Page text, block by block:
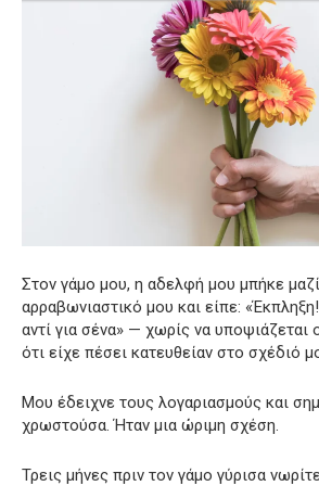
Στον γάμο μου, η αδελφή μου μπήκε
αρραβωνιαστικό μου και είπε:
αντί για σένα» — χωρίς να υποψιάζεται
ότι είχε πέσει κατευθείαν στο σχέδιό
Μου έδειχνε τους λογαριασμούς και
χρωστούσα. Ήταν μια ώριμη σχέση.
Τρεις μήνες πριν τον γάμο γύρισα